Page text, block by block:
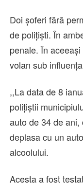
Doi șoferi fără
de polițiști. În
penale. În
volan sub
,,La data de 8
polițiștii
auto de 34 de
deplasa cu un
alcoolului.
Acesta a fost